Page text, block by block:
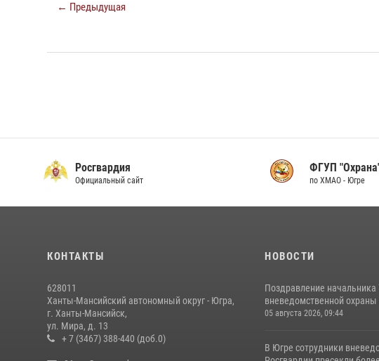
← Предыдущая
Росгвардия
Официальный сайт
ФГУП
по ХМАО - Югре
КОНТАКТЫ
628011
Ханты-Мансийский автономный округ - Югра,
г. Ханты-Мансийск,
ул. Мира, д. 13
+ 7 (3467) 388-440 (доб.0)
НОВОСТИ
Поздравление начальника
вневедомственной
05 августа 2026, 09:44
В Югре сотрудники